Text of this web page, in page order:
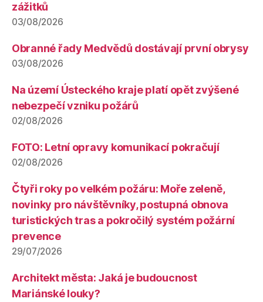
zážitků
03/08/2026
Obranné řady Medvědů dostávají první obrysy
03/08/2026
Na území Ústeckého kraje platí opět zvýšené
nebezpečí vzniku požárů
02/08/2026
FOTO: Letní opravy komunikací pokračují
02/08/2026
Čtyři roky po velkém požáru: Moře zeleně,
novinky pro návštěvníky, postupná obnova
turistických tras a pokročilý systém požární
prevence
29/07/2026
Architekt města: Jaká je budoucnost
Mariánské louky?